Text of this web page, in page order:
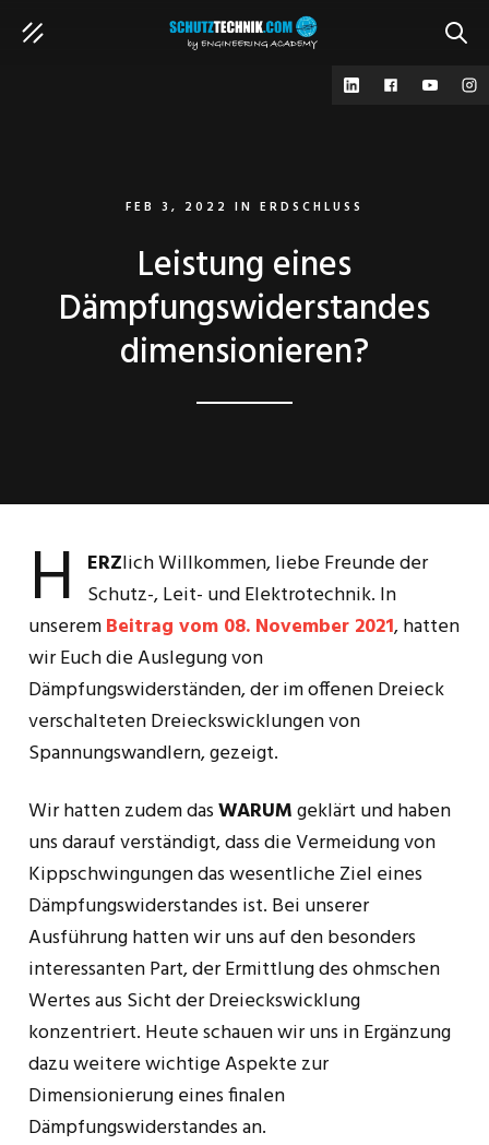
FEB 3, 2022 IN ERDSCHLUSS
Leistung eines
Dämpfungswiderstandes
dimensionieren?
H ERZlich Willkommen, liebe Freunde der
Schutz-, Leit- und Elektrotechnik. In
unseremBeitrag vom 08. November 2021, hatten
wir Euch die Auslegung von
Dämpfungswiderständen, der im offenen Dreieck
verschalteten Dreieckswicklungen von
Spannungswandlern, gezeigt.
Wir hatten zudem dasWARUMgeklärt und haben
uns darauf verständigt, dass die Vermeidung von
Kippschwingungen das wesentliche Ziel eines
Dämpfungswiderstandes ist. Bei unserer
Ausführung hatten wir uns auf den besonders
interessanten Part, der Ermittlung des ohmschen
Wertes aus Sicht der Dreieckswicklung
konzentriert. Heute schauen wir uns in Ergänzung
dazu weitere wichtige Aspekte zur
Dimensionierung eines finalen
Dämpfungswiderstandes an.